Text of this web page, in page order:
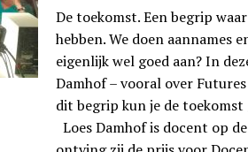
De toekomst. Een begrip
hebben. We doen aannames
eigenlijk wel goed aan? In
Damhof – vooral over
dit begrip kun je de
Loes Damhof is docent op